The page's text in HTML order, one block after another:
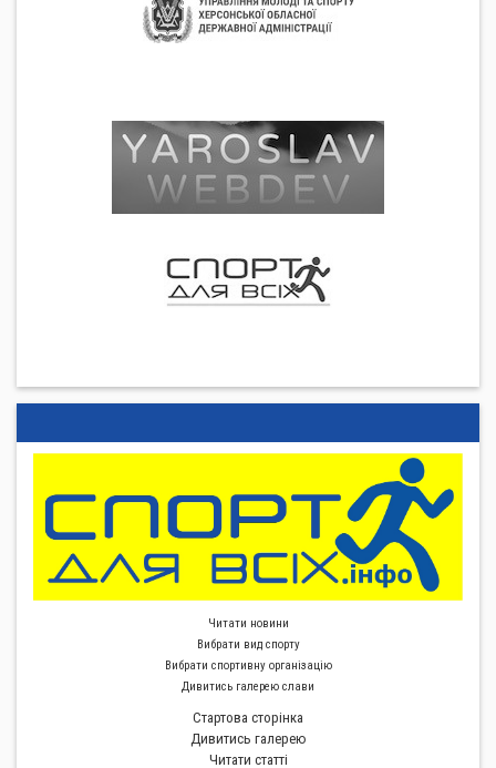
Читати новини
Вибрати вид спорту
Вибрати спортивну органiзацiю
Дивитись галерею слави
Стартова сторiнка
Дивитись галерею
Читати статті